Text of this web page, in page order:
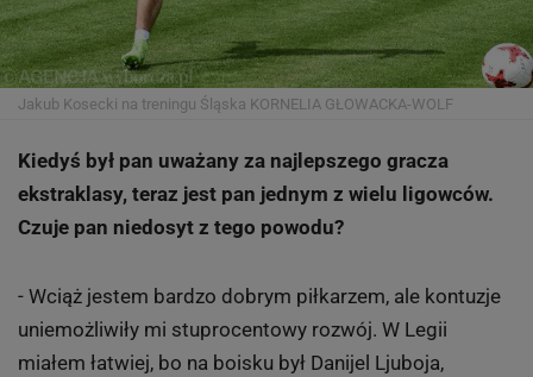
Jakub Kosecki na treningu Śląska KORNELIA GŁOWACKA-WOLF
Kiedyś był pan uważany za najlepszego gracza
ekstraklasy, teraz jest pan jednym z wielu ligowców.
Czuje pan niedosyt z tego powodu?
- Wciąż jestem bardzo dobrym piłkarzem, ale kontuzje
uniemożliwiły mi stuprocentowy rozwój. W Legii
miałem łatwiej, bo na boisku był Danijel Ljuboja,